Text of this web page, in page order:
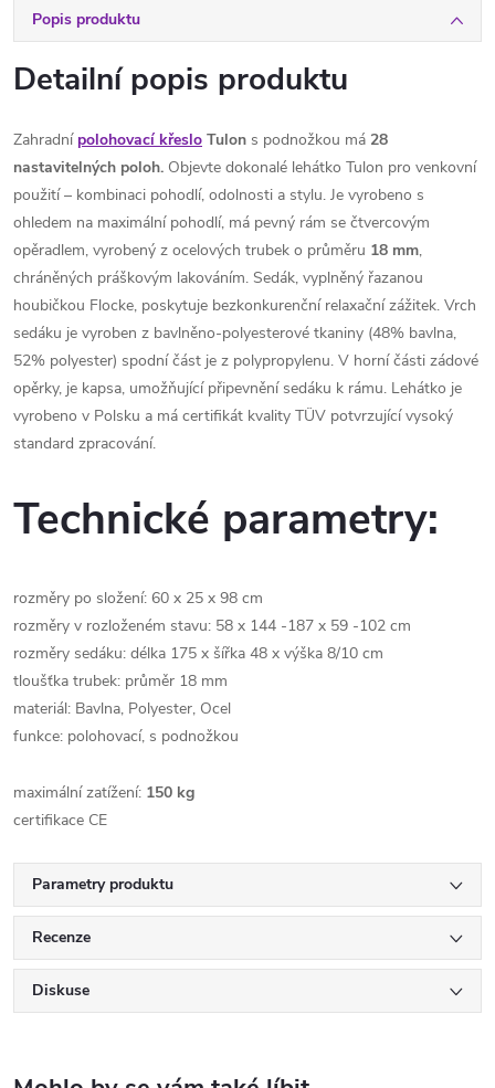
Popis produktu
Detailní popis produktu
Zahradní polohovací křeslo Tulon s podnožkou má 28
nastavitelných poloh. Objevte dokonalé lehátko Tulon pro venkovní
použití – kombinaci pohodlí, odolnosti a stylu. Je vyrobeno s
ohledem na maximální pohodlí, má pevný rám se čtvercovým
opěradlem, vyrobený z ocelových trubek o průměru 18 mm,
chráněných práškovým lakováním. Sedák, vyplněný řazanou
houbičkou Flocke, poskytuje bezkonkurenční relaxační zážitek. Vrch
sedáku je vyroben z bavlněno-polyesterové tkaniny (48% bavlna,
52% polyester) spodní část je z polypropylenu. V horní části zádové
opěrky, je kapsa, umožňující připevnění sedáku k rámu. Lehátko je
vyrobeno v Polsku a má certifikát kvality TÜV potvrzující vysoký
standard zpracování.
Technické parametry:
rozměry po složení: 60 x 25 x 98 cm
rozměry v rozloženém stavu: 58 x 144 -187 x 59 -102 cm
rozměry sedáku: délka 175 x šířka 48 x výška 8/10 cm
tloušťka trubek: průměr 18 mm
materiál: Bavlna, Polyester, Ocel
funkce: polohovací, s podnožkou
maximální zatížení: 150 kg
certifikace CE
Parametry produktu
Recenze
Diskuse